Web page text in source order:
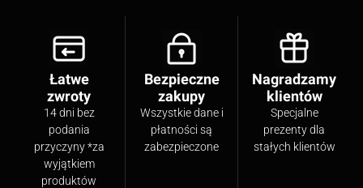
Łatwe
zwroty
14 dni bez
podania
przyczyny *za
wyjątkiem
produktów
Bezpieczne
zakupy
Wszystkie dane i
płatności są
zabezpieczone
Nagradzamy
klientów
Specjalne
prezenty dla
stałych klientów